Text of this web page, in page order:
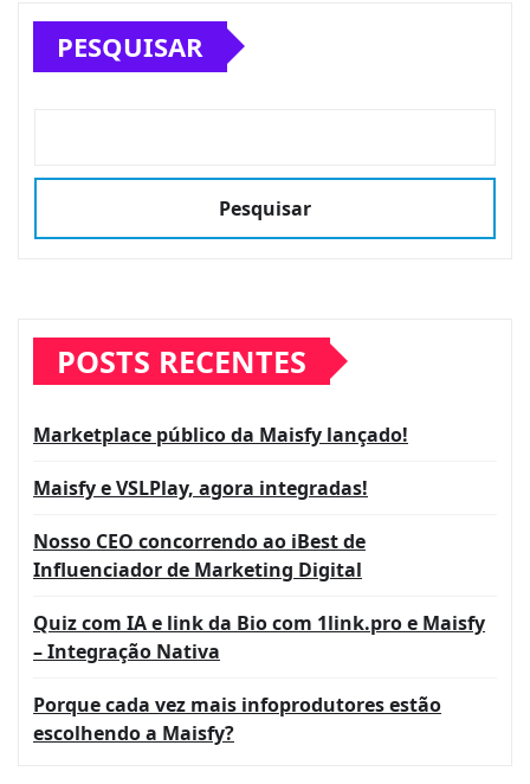
PESQUISAR
Pesquisar
POSTS RECENTES
Marketplace público da Maisfy lançado!
Maisfy e VSLPlay, agora integradas!
Nosso CEO concorrendo ao iBest de
Influenciador de Marketing Digital
Quiz com IA e link da Bio com 1link.pro e Maisfy
– Integração Nativa
Porque cada vez mais infoprodutores estão
escolhendo a Maisfy?